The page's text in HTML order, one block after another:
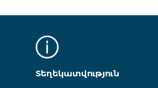
Տեղեկատվություն